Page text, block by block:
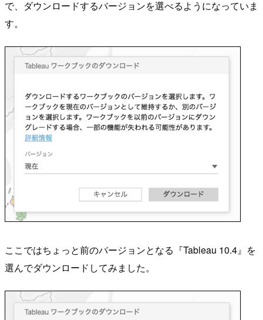
で、ダウンロードするバージョンを選べるようになっていま
す。
ここではちょっと前のバージョンとなる『Tableau 10.4』を
選んでダウンロードしてみました。